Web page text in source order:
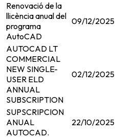
Renovació de la
llicència anual del
programa
AutoCAD
09/12/2025
AUTOCAD LT
COMMERCIAL
NEW SINGLE-
USER ELD
ANNUAL
SUBSCRIPTION
02/12/2025
SUPSCRIPCION
ANUAL
AUTOCAD.
22/10/2025